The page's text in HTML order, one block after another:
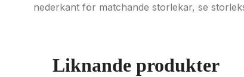
nederkant för matchande storlekar, se
Liknande produkter